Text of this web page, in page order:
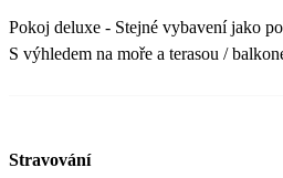
Pokoj deluxe - Stejné vybavení jako
S výhledem na moře a terasou /
Stravování